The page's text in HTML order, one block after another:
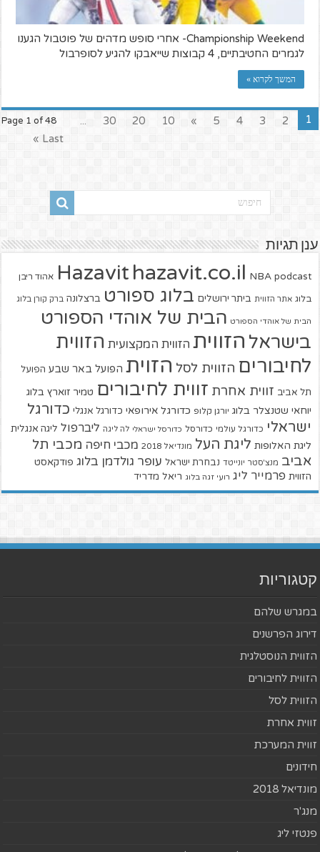
Championship Weekend- אחרי סופש מדהים של פוטבול הגענו
לגמרים החטיבתיים, 4 קבוצות שייאבקו להגיע לסופרבול
המשך לקרוא »
Page 1 of 48 1
2
3
4
5
»
10
20
30
...
Last »
ענן תגיות
Hazavit hazavit.co.il NBA podcast אהוד ריבן
בלוג אתר הזווית ביתר ירושלים בלוג ספורט ברצלונה ברק קורן בלוג
הבית של אוהדי הספורט הבית של אוהדי הספורט
בישראל הזווית הזווית המקצועית הזווית
לחיבורים הזווית לסל הזוית הפועל באר שבע הפועל
תל אביב זווית אחרת זווית לחיבורים טמיר זוארץ בלוג
יוחאי שטנצלר בלוג יורגן קלופ כדורגל אירופאי כדורגל אנגלי כדורגל
ישראלי כדורגל עולמי כדורסל כדורסל ישראלי לה ליגה ליברפול ליגה אנגלית
ליגת האלופות ליגת העל מונדיאל 2018 מכבי חיפה מכבי תל
אביב מנצ'סטר יונייטד נבחרת ישראל עופר גולדמן בלוג פודקאסט
הזווית פרמייר ליג רועי זגה בלוג ריאל מדריד
קטגוריות
במגרש שלהם
דירוג הפרשנים
הזווית הנוסטלגית
הזווית לחיבורים
הזווית לסל
זווית אחרת
זווית המערכת
חידונים
מונדיאל 2018
מנג'ר
פנטזי ליג